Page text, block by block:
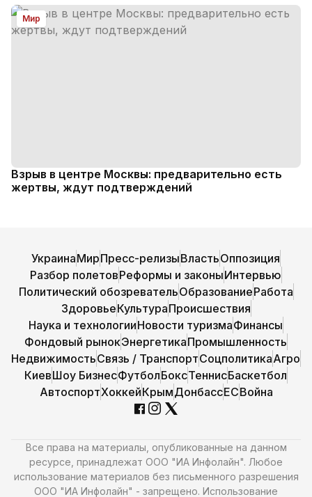
Мир
Взрыв в центре Москвы: предварительно есть
жертвы, ждут подтверждений
УкраинаМирПресс-релизыВластьОппозиция
Разбор полетовРеформы и законыИнтервью
Политический обозревательОбразованиеРабота
ЗдоровьеКультураПроисшествия
Наука и технологииНовости туризмаФинансы
Фондовый рынокЭнергетикаПромышленность
НедвижимостьСвязь / ТранспортСоцполитикаАгро
КиевШоу БизнесФутболБоксТеннисБаскетбол
АвтоспортХоккейКрымДонбассЕСВойна
Все права на материалы, опубликованные на данном
ресурсе, принадлежат ООО "ИА Инфолайн". Любое
использование материалов без письменного разрешения
ООО "ИА Инфолайн" - запрещено. Использование